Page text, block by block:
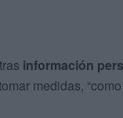
información
medidas,